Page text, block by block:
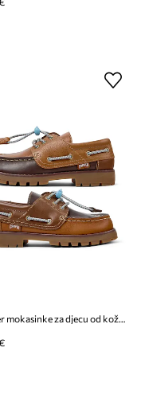
Camper mokasinke za djecu od kože Compas Kids TWS